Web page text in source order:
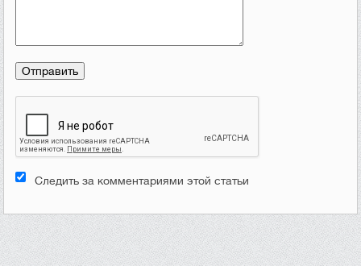
Следить за комментариями этой статьи